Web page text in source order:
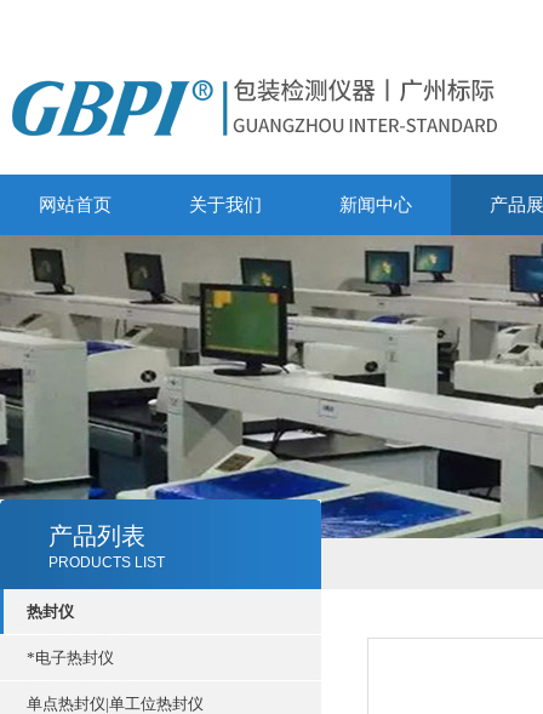
网站首页 关于我们 新闻中心 产品
产品列表
PRODUCTS LIST
热封仪
*电子热封仪
单点热封仪|单工位热封仪